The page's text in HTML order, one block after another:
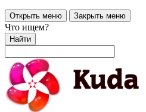
Открыть меню Закрыть меню
Что ищем?
Найти